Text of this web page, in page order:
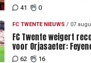
licht voor miljoenenbod
41 0
FC TWENTE NIEUWS / 07
FC Twente weigert
voor Orjasaeter:
genoemd na megabod
62 16